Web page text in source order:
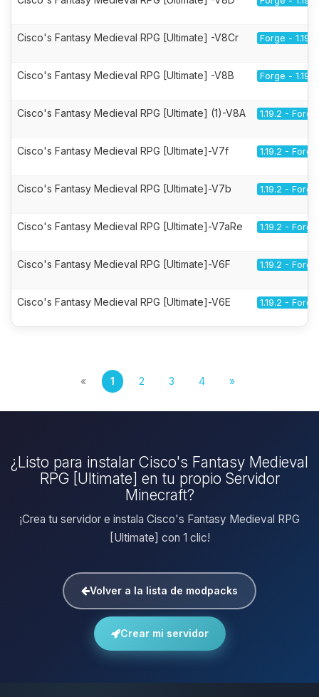
Cisco's Fantasy Medieval RPG [Ultimate] -V8Cr Forge - 1.19.2
Cisco's Fantasy Medieval RPG [Ultimate] -V8B Forge - 1.19.2
Cisco's Fantasy Medieval RPG [Ultimate] (1)-V8A 1.19.2 - Forge
Cisco's Fantasy Medieval RPG [Ultimate]-V7f 1.19.2 - Forge
Cisco's Fantasy Medieval RPG [Ultimate]-V7b 1.19.2 - Forge
Cisco's Fantasy Medieval RPG [Ultimate]-V7aRe 1.19.2 - Forge
Cisco's Fantasy Medieval RPG [Ultimate]-V6F 1.19.2 - Forge
Cisco's Fantasy Medieval RPG [Ultimate]-V6E 1.19.2 - Forge
« 1 2 3 4 »
¿Listo para instalar Cisco's Fantasy Medieval
RPG [Ultimate] en tu propio Servidor
Minecraft?
¡Crea tu servidor e instala Cisco's Fantasy Medieval RPG
[Ultimate] con 1 clic!
Volver a la lista de modpacks
Crear mi servidor